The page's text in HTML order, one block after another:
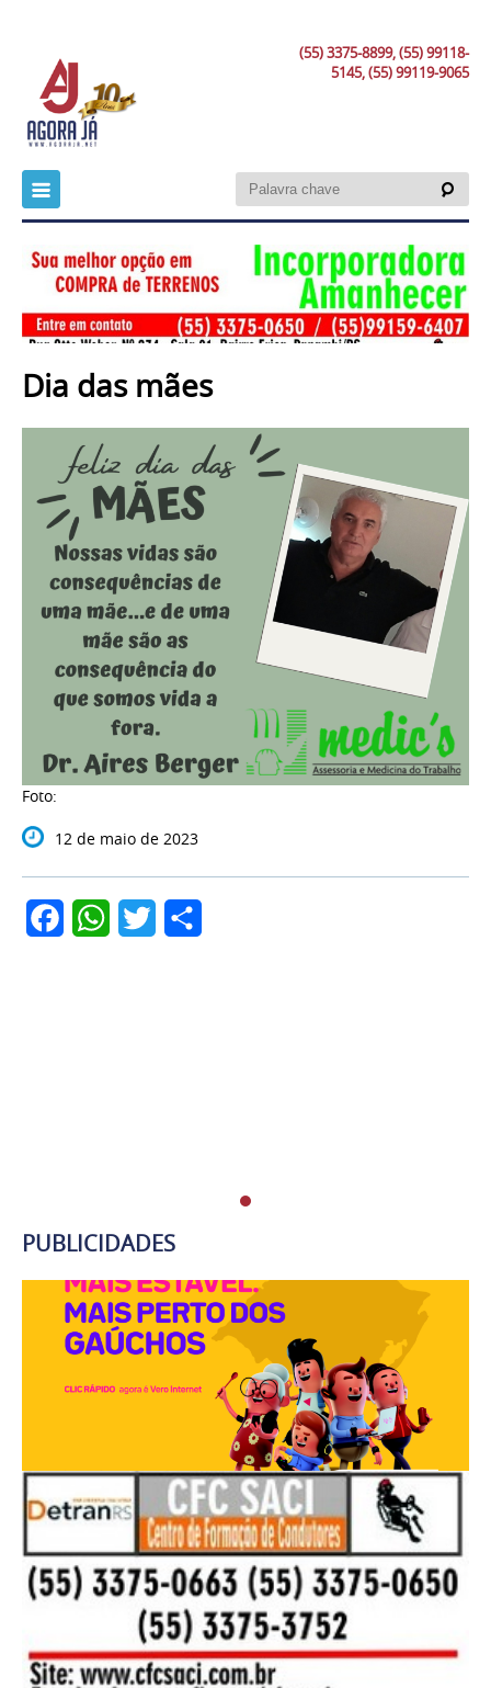
(55) 3375-8899, (55) 99118-
5145, (55) 99119-9065
Dia das mães
Foto:
12 de maio de 2023
FacebookWhatsApp
Twitter
PUBLICIDADES